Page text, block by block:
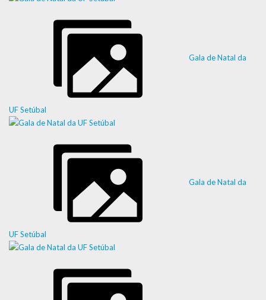
Gala de Natal da
UF Setúbal
Gala de Natal da
UF Setúbal